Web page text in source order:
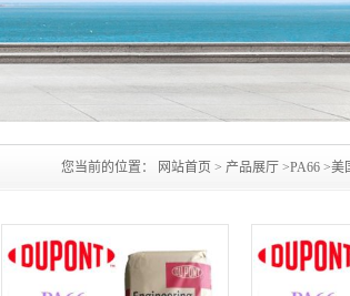
您当前的位置： 网站首页 > 产品展厅 >PA66 >美